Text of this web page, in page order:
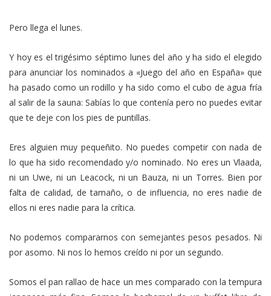
Pero llega el lunes.
Y hoy es el trigésimo séptimo lunes del año y ha sido el elegido
para anunciar los nominados a «Juego del año en España» que
ha pasado como un rodillo y ha sido como el cubo de agua fría
al salir de la sauna: Sabías lo que contenía pero no puedes evitar
que te deje con los pies de puntillas.
Eres alguien muy pequeñito. No puedes competir con nada de
lo que ha sido recomendado y/o nominado. No eres un Vlaada,
ni un Uwe, ni un Leacock, ni un Bauza, ni un Torres. Bien por
falta de calidad, de tamaño, o de influencia, no eres nadie de
ellos ni eres nadie para la crítica.
No podemos compararnos con semejantes pesos pesados. Ni
por asomo. Ni nos lo hemos creído ni por un segundo.
Somos el pan rallao de hace un mes comparado con la tempura